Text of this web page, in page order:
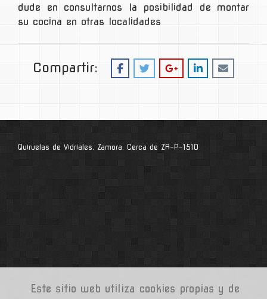
Este sitio web utiliza cookies propias y de
dude en consultarnos la posibilidad de montar
su cocina en otras localidades
Compartir:
Quiruelas de Vidriales. Zamora. Cerca de ZA-P-1510